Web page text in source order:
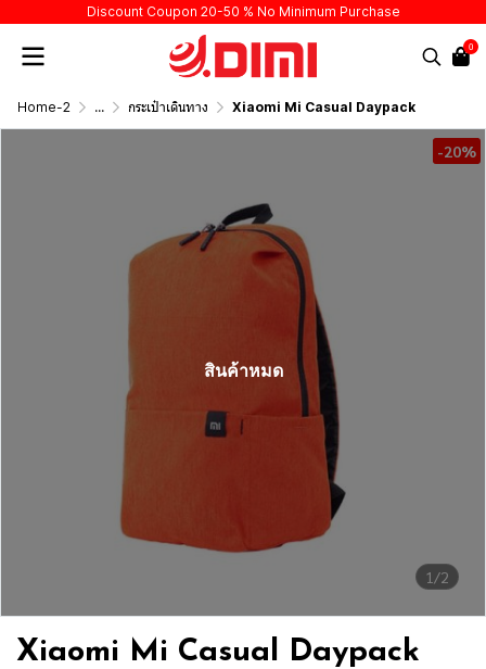
Discount Coupon 20-50 % No Minimum Purchase
0
Home-2 ... กระเป๋าเดินทาง Xiaomi Mi Casual Daypack
1/2
-20%
สินค้าหมด
Xiaomi Mi Casual Daypack